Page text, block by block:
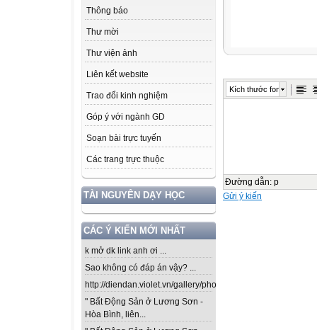
Thông báo
Thư mời
Thư viện ảnh
Liên kết website
Trao đổi kinh nghiệm
Góp ý với ngành GD
Soạn bài trực tuyến
Các trang trực thuộc
TÀI NGUYÊN DẠY HỌC
CÁC Ý KIẾN MỚI NHẤT
k mở dk link anh ơi ...
Sao không có đáp án vậy? ...
http://diendan.violet.vn/gallery/photos/302...
" Bất Động Sản ở Lương Sơn -
Hòa Bình, liên...
Kích thước font
Đường dẫn: p
Gửi ý kiến